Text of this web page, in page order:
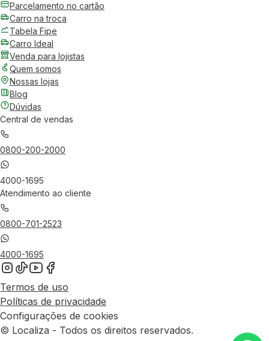
Parcelamento no cartão
Carro na troca
Tabela Fipe
Carro Ideal
Venda para lojistas
Quem somos
Nossas lojas
Blog
Dúvidas
Central de vendas
0800-200-2000
4000-1695
Atendimento ao cliente
0800-701-2523
4000-1695
Termos de uso
Políticas de privacidade
Configurações de cookies
© Localiza - Todos os direitos reservados.